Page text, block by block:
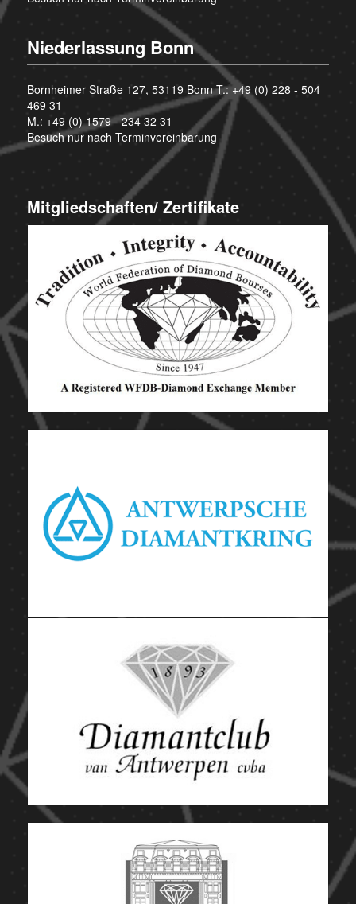
Niederlassung Bonn
Bornheimer Straße 127, 53119 Bonn T.:+49 (0) 228 - 504
469 31
M.: +49 (0) 1579 - 234 32 31
Besuch nur nach Terminvereinbarung
Mitgliedschaften/ Zertifikate